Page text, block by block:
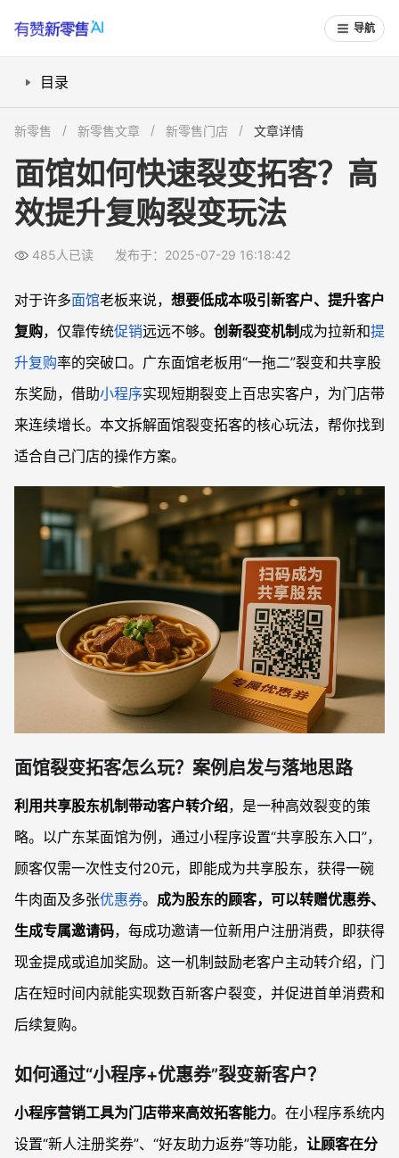
导航
目录
设计客户“股东提成”激励，提升老客户转介绍率
如何用优惠券裂变提升客户复购率？
常见问题
面馆裂变拓客需要具备哪些技术条件？
新零售 新零售文章 新零售门店 文章详情
面馆如何快速裂变拓客？高
效提升复购裂变玩法
485人已读 发布于：2025-07-29 16:18:42
对于许多面馆老板来说， 想要低成本吸引新客户、提升客户
复购，仅靠传统促销远远不够。 创新裂变机制 成为拉新和提
升复购率的突破口。广东面馆老板用“一拖二”裂变和共享股
东奖励，借助小程序实现短期裂变上百忠实客户，为门店带
来连续增长。本文拆解面馆裂变拓客的核心玩法，帮你找到
适合自己门店的操作方案。
面馆裂变拓客怎么玩？案例启发与落地思路
利用共享股东机制带动客户转介绍，是一种高效裂变的策
略。以广东某面馆为例，通过小程序设置“共享股东入口”，
顾客仅需一次性支付20元，即能成为共享股东，获得一碗
牛肉面及多张优惠券。 成为股东的顾客，可以转赠优惠券、
生成专属邀请码，每成功邀请一位新用户注册消费，即获得
现金提成或追加奖励。这一机制鼓励老客户主动转介绍，门
店在短时间内就能实现数百新客户裂变，并促进首单消费和
后续复购。
如何通过“小程序+优惠券”裂变新客户？
小程序营销工具为门店带来高效拓客能力。在小程序系统内
设置“新人注册奖券”、“好友助力返券”等功能， 让顾客在分